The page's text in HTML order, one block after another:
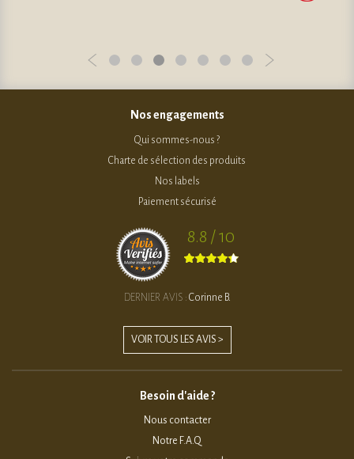
Nos engagements
Qui sommes-nous ?
Charte de sélection des produits
Nos labels
Paiement sécurisé
8.8 / 10
DERNIER AVIS : Corinne B.
VOIR TOUS LES AVIS >
Besoin d'aide ?
Nous contacter
Notre F.A.Q